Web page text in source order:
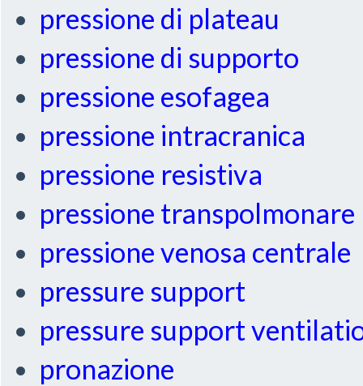
pressione di plateau
pressione di supporto
pressione esofagea
pressione intracranica
pressione resistiva
pressione transpolmonare
pressione venosa centrale
pressure support
pressure support
pronazione